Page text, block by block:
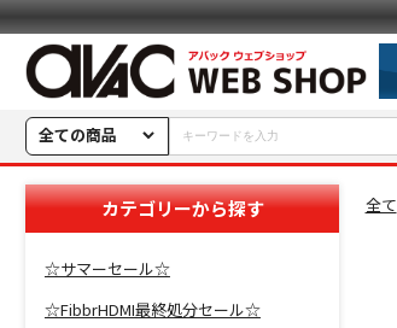
全ての商品
カテゴリーから探す
☆サマーセール☆
☆FibbrHDMI最終処分セール☆
全て